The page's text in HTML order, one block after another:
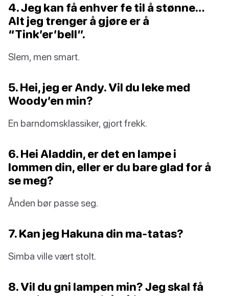
4. Jeg kan få enhver fe til å stønne…
Alt jeg trenger å gjøre er å
“Tink’er’bell”.
Slem, men smart.
5. Hei, jeg er Andy. Vil du leke med
Woody’en min?
En barndomsklassiker, gjort frekk.
6. Hei Aladdin, er det en lampe i
lommen din, eller er du bare glad for å
se meg?
Ånden bør passe seg.
7. Kan jeg Hakuna din ma-tatas?
Simba ville vært stolt.
8. Vil du gni lampen min? Jeg skal få